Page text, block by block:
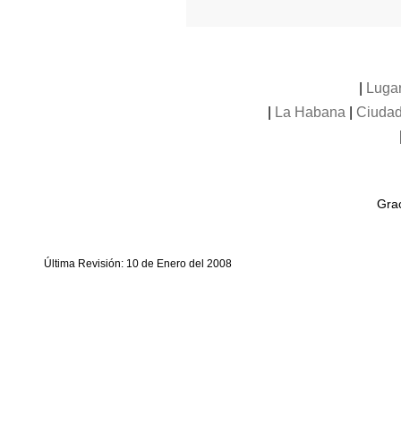
La Habana
Última Revisión: 10 de Enero del 2008